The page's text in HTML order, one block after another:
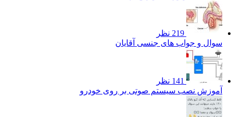
219 نظر
سوال و جواب های جنسی آقایان
141 نظر
آموزش نصب سیستم صوتی بر روی خودرو